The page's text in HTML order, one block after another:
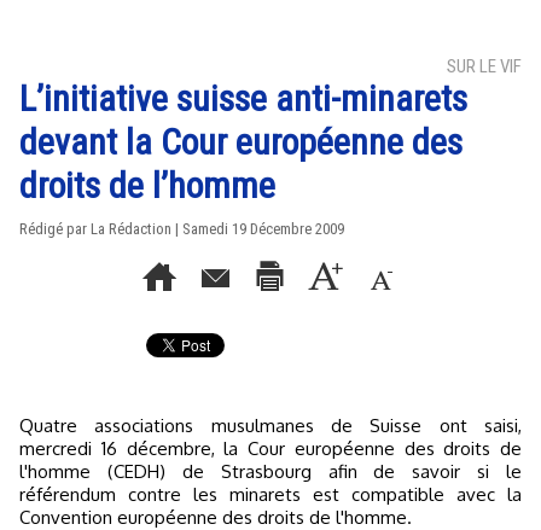
SUR LE VIF
L’initiative suisse anti-minarets
devant la Cour européenne des
droits de l’homme
Rédigé par La Rédaction | Samedi 19 Décembre 2009
Quatre associations musulmanes de Suisse ont saisi,
mercredi 16 décembre, la Cour européenne des droits de
l'homme (CEDH) de Strasbourg afin de savoir si le
référendum contre les minarets est compatible avec la
Convention européenne des droits de l'homme.